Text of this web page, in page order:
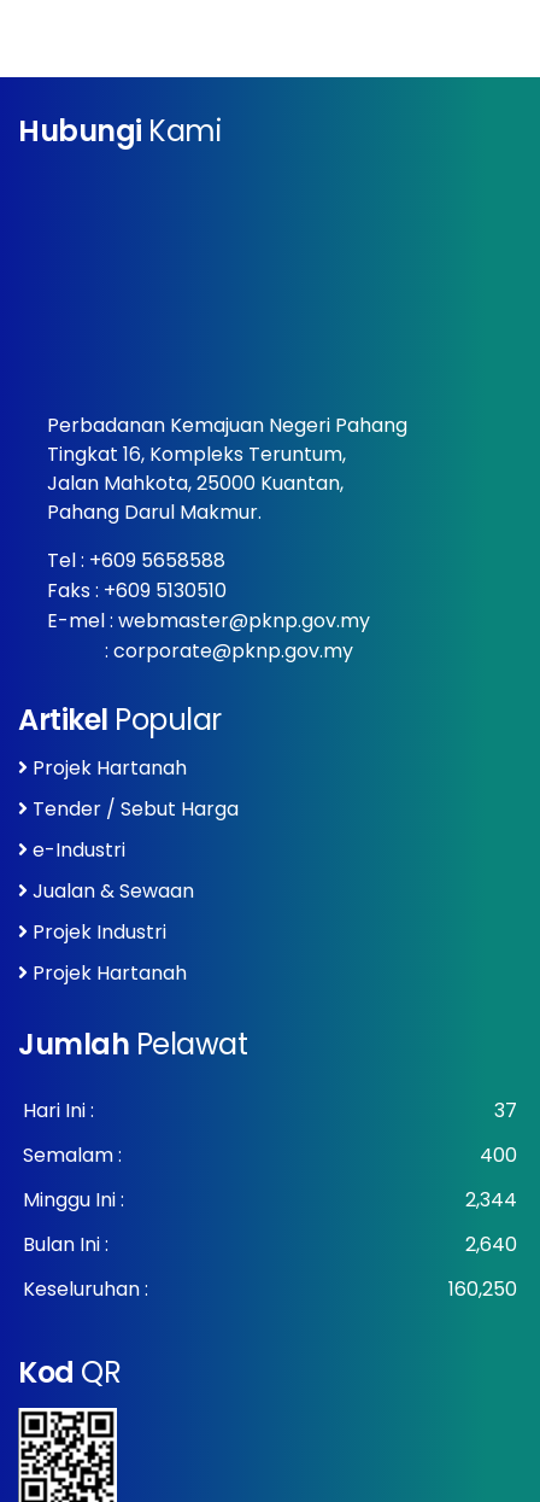
Hubungi Kami
Perbadanan Kemajuan Negeri Pahang
Tingkat 16, Kompleks Teruntum,
Jalan Mahkota, 25000 Kuantan,
Pahang Darul Makmur.
Tel : +609 5658588
Faks : +609 5130510
E-mel : webmaster@pknp.gov.my
: corporate@pknp.gov.my
Artikel Popular
Projek Hartanah
Tender / Sebut Harga
e-Industri
Jualan & Sewaan
Projek Industri
Projek Hartanah
Jumlah Pelawat
Hari Ini :
37
Semalam :
400
Minggu Ini :
2,344
Bulan Ini :
2,640
Keseluruhan :
160,250
Kod QR